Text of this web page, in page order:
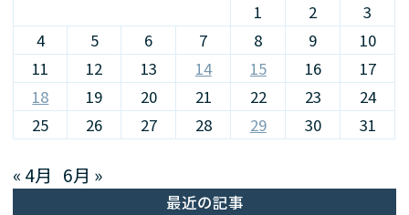
1 2
3
4
5 6 7 8 9
10
11
12 13 14 15 16
17
18
19 20 21 22 23
24
25
26 27 28 29 30 31
« 4月 6月 »
最近の記事